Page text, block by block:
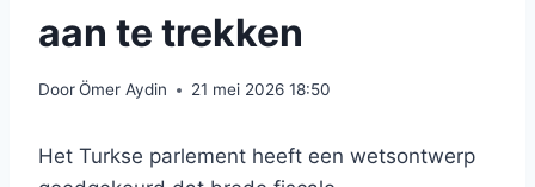
aan te trekken
DoorÖmer Aydin 21 mei 2026 18:50
Het Turkse parlement heeft een wetsontwerp